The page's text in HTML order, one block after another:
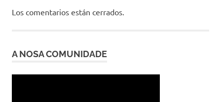
Los comentarios están cerrados.
A NOSA COMUNIDADE